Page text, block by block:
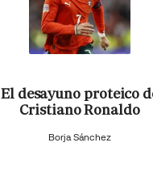
El desayuno proteico
Cristiano Ronaldo
Borja Sánchez